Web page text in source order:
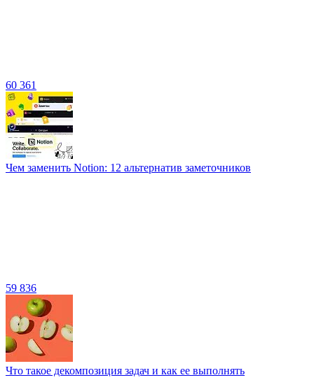
60 361
Чем заменить Notion: 12 альтернатив заметочников
59 836
Что такое декомпозиция задач и как ее выполнять